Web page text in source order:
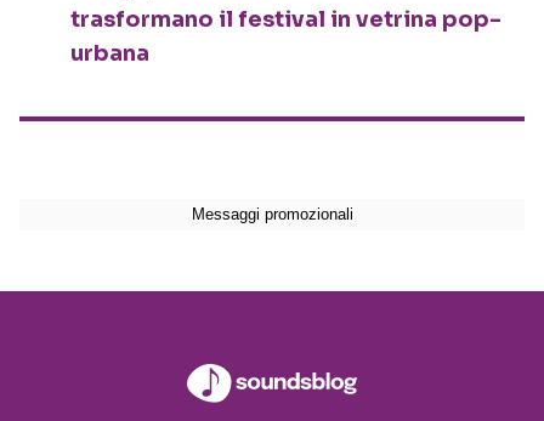
trasformano il festival in vetrina pop-
urbana